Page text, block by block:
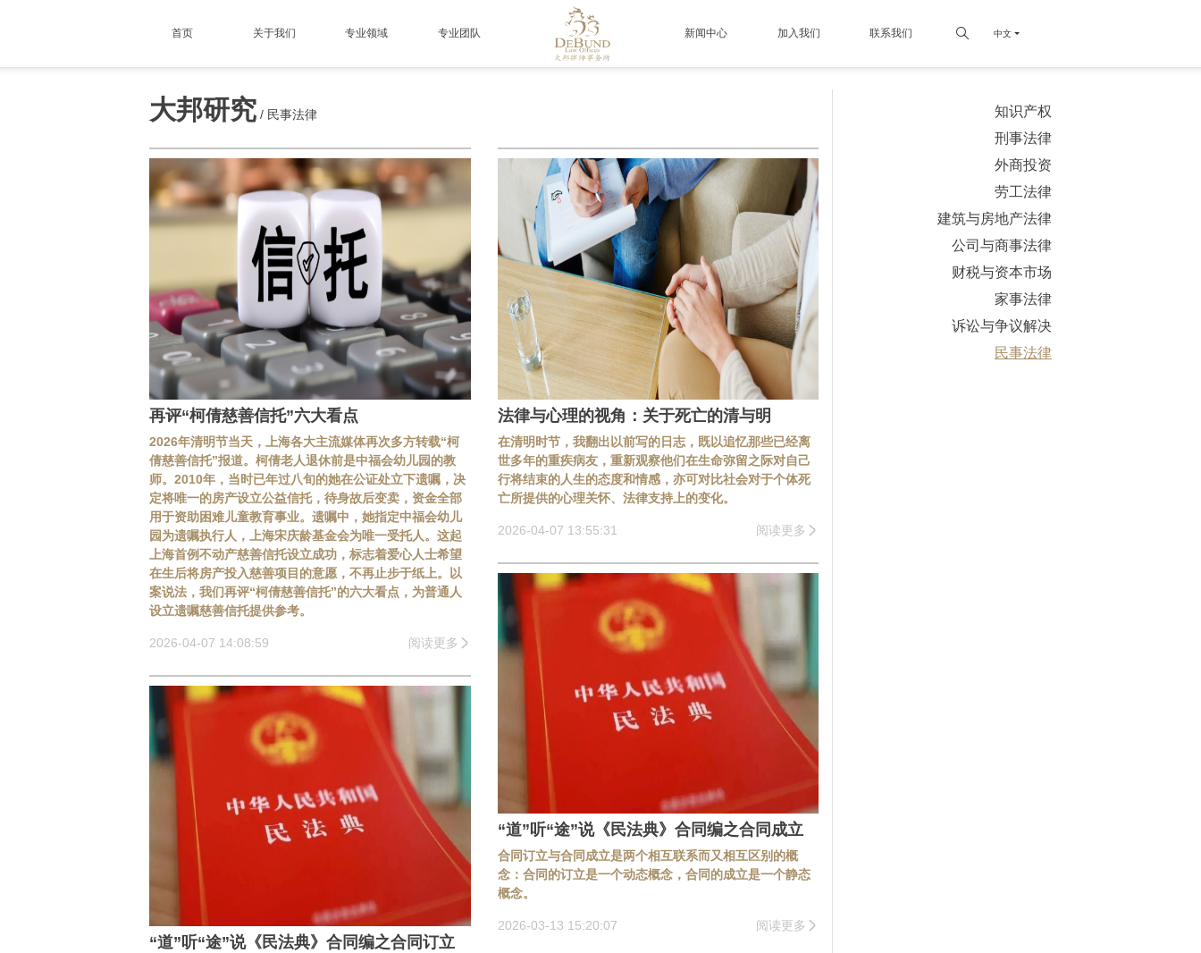
首页 关于我们 专业领域 专业团队 新闻中心 加入我们 联系我们 中文
大邦研究 / 民事法律
再评“柯倩慈善信托”六大看点
2026年清明节当天，上海各大主流媒体再次多方转载“柯
倩慈善信托”报道。柯倩老人退休前是中福会幼儿园的教
师。2010年，当时已年过八旬的她在公证处立下遗嘱，决
定将唯一的房产设立公益信托，待身故后变卖，资金全部
用于资助困难儿童教育事业。遗嘱中，她指定中福会幼儿
园为遗嘱执行人，上海宋庆龄基金会为唯一受托人。这起
上海首例不动产慈善信托设立成功，标志着爱心人士希望
在生后将房产投入慈善项目的意愿，不再止步于纸上。以
案说法，我们再评“柯倩慈善信托”的六大看点，为普通人
设立遗嘱慈善信托提供参考。
2026-04-07 14:08:59 阅读更多
法律与心理的视角：关于死亡的清与明
在清明时节，我翻出以前写的日志，既以追忆那些已经离
世多年的重疾病友，重新观察他们在生命弥留之际对自己
行将结束的人生的态度和情感，亦可对比社会对于个体死
亡所提供的心理关怀、法律支持上的变化。
2026-04-07 13:55:31 阅读更多
“道”听“途”说《民法典》合同编之合同成立
合同订立与合同成立是两个相互联系而又相互区别的概
念：合同的订立是一个动态概念，合同的成立是一个静态
概念。
2026-03-13 15:20:07 阅读更多
“道”听“途”说《民法典》合同编之合同订立
知识产权
刑事法律
外商投资
劳工法律
建筑与房地产法律
公司与商事法律
财税与资本市场
家事法律
诉讼与争议解决
民事法律